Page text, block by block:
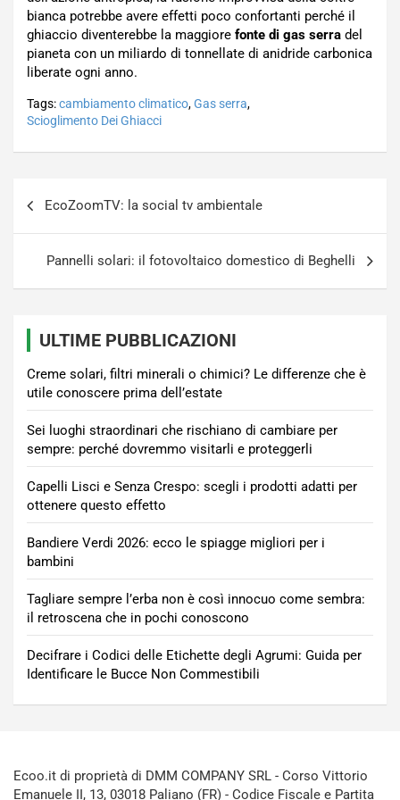
bianca potrebbe avere effetti poco confortanti perché il
ghiaccio diventerebbe la maggiore fonte di gas serra del
pianeta con un miliardo di tonnellate di anidride carbonica
liberate ogni anno.
Tags:cambiamento climatico,Gas serra,
Scioglimento Dei Ghiacci
EcoZoomTV: la social tv ambientale
Pannelli solari: il fotovoltaico domestico di Beghelli
ULTIME PUBBLICAZIONI
Creme solari, filtri minerali o chimici? Le differenze che è
utile conoscere prima dell’estate
Sei luoghi straordinari che rischiano di cambiare per
sempre: perché dovremmo visitarli e proteggerli
Capelli Lisci e Senza Crespo: scegli i prodotti adatti per
ottenere questo effetto
Bandiere Verdi 2026: ecco le spiagge migliori per i
bambini
Tagliare sempre l’erba non è così innocuo come sembra:
il retroscena che in pochi conoscono
Decifrare i Codici delle Etichette degli Agrumi: Guida per
Identificare le Bucce Non Commestibili
Ecoo.it di proprietà di DMM COMPANY SRL - Corso Vittorio
Emanuele II, 13, 03018 Paliano (FR) - Codice Fiscale e Partita